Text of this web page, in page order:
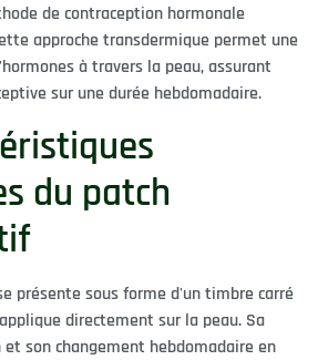
de contraception hormonale
approche transdermique permet une
à travers la peau, assurant
sur une durée hebdomadaire.
du patch
présente sous forme d'un timbre carré
directement sur la peau. Sa
son changement hebdomadaire en